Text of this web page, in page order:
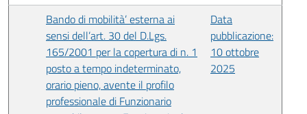
Bando di mobilità’ esterna ai
sensi dell’art. 30 del D.Lgs.
165/2001 per la copertura di n. 1
posto a tempo indeterminato,
orario pieno, avente il profilo
professionale di Funzionario
Data
pubblicazione:
10 ottobre
2025